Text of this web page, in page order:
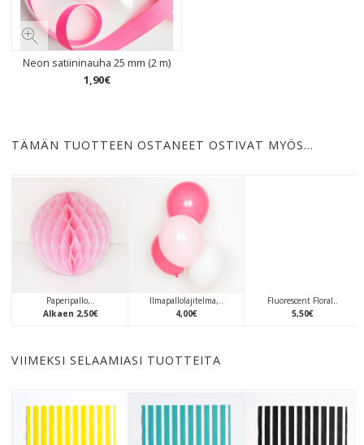
Neon satiininauha 25 mm (2 m)
1,90€
TÄMÄN TUOTTEEN OSTANEET OSTIVAT MYÖS…
Paperipallo,..
Alkaen 2,50€
Ilmapallolajitelma,..
4,00€
Fluorescent Floral..
5,50€
VIIMEKSI SELAAMIASI TUOTTEITA